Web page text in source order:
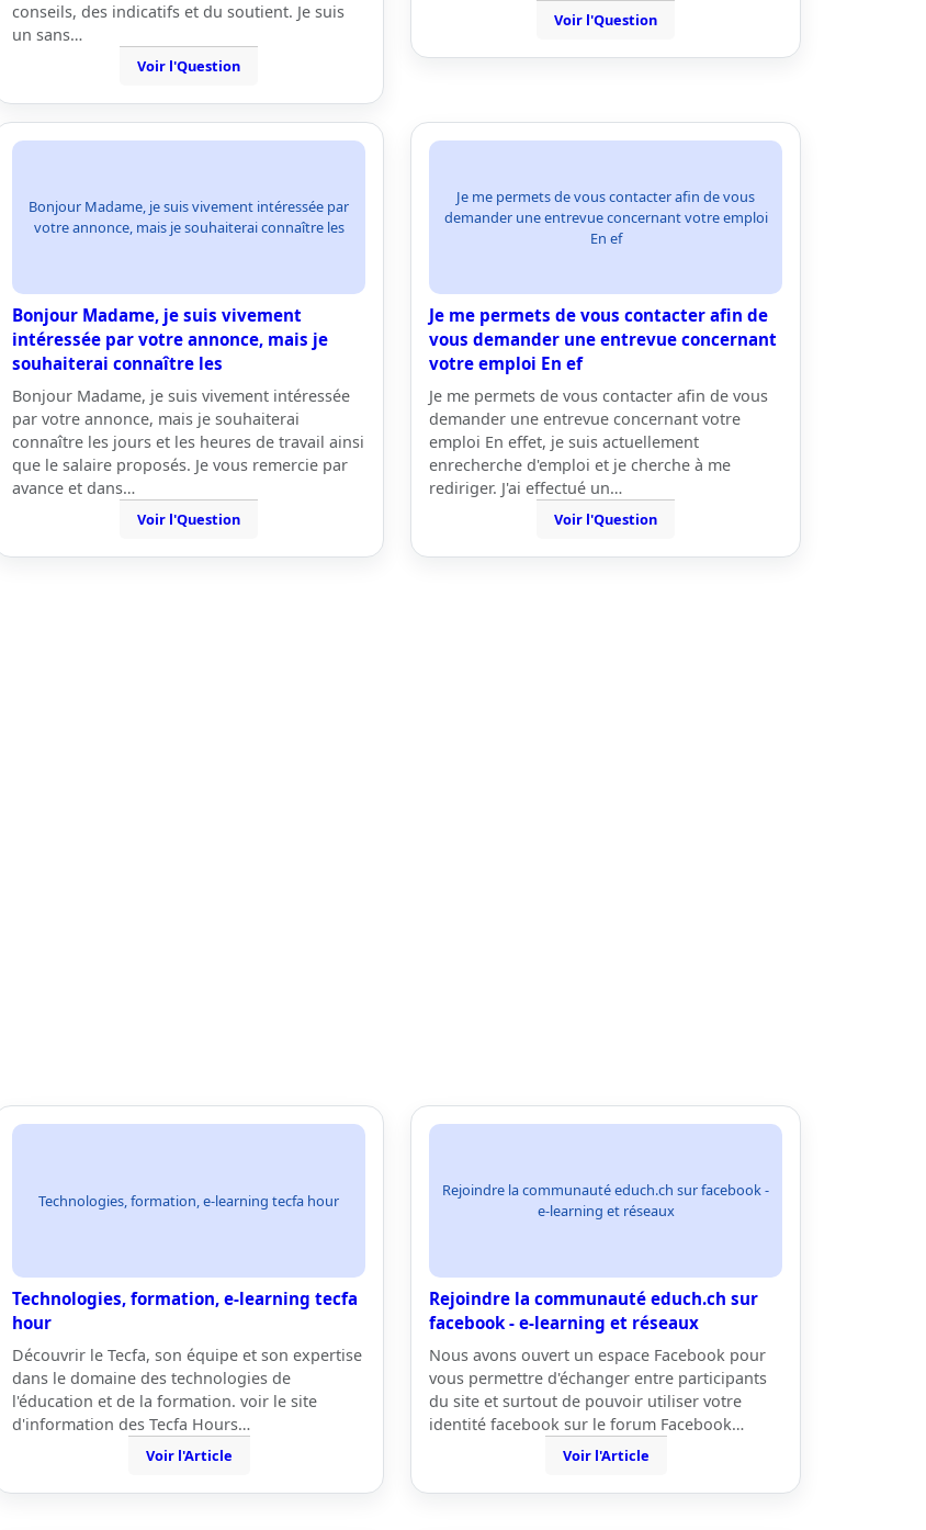
conseils, des indicatifs et du soutient. Je suis
un sans…
Voir l'Question
Voir l'Question
Bonjour Madame, je suis vivement intéressée par
votre annonce, mais je souhaiterai connaître les
Bonjour Madame, je suis vivement
intéressée par votre annonce, mais je
souhaiterai connaître les
Bonjour Madame, je suis vivement intéressée
par votre annonce, mais je souhaiterai
connaître les jours et les heures de travail ainsi
que le salaire proposés. Je vous remercie par
avance et dans…
Voir l'Question
Je me permets de vous contacter afin de vous
demander une entrevue concernant votre emploi
En ef
Je me permets de vous contacter afin de
vous demander une entrevue concernant
votre emploi En ef
Je me permets de vous contacter afin de vous
demander une entrevue concernant votre
emploi En effet, je suis actuellement
enrecherche d'emploi et je cherche à me
rediriger. J'ai effectué un…
Voir l'Question
Technologies, formation, e-learning tecfa hour
Technologies, formation, e-learning tecfa
hour
Découvrir le Tecfa, son équipe et son expertise
dans le domaine des technologies de
l'éducation et de la formation. voir le site
d'information des Tecfa Hours…
Voir l'Article
Rejoindre la communauté educh.ch sur facebook -
e-learning et réseaux
Rejoindre la communauté educh.ch sur
facebook - e-learning et réseaux
Nous avons ouvert un espace Facebook pour
vous permettre d'échanger entre participants
du site et surtout de pouvoir utiliser votre
identité facebook sur le forum Facebook…
Voir l'Article